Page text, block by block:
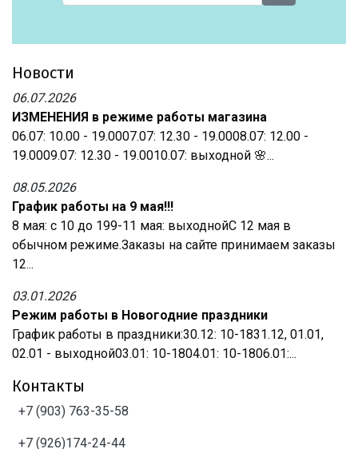
Новости
06.07.2026
ИЗМЕНЕНИЯ в режиме работы магазина
06.07: 10.00 - 19.0007.07: 12.30 - 19.0008.07: 12.00 -
19.0009.07: 12.30 - 19.0010.07: выходной 🌸...
08.05.2026
График работы на 9 мая!!!
8 мая: с 10 до 199-11 мая: выходнойС 12 мая в
обычном режиме.Заказы на сайте принимаем заказы
12...
03.01.2026
Режим работы в Новогодние праздники
График работы в праздники:30.12: 10-1831.12, 01.01,
02.01 - выходной03.01: 10-1804.01: 10-1806.01:...
Контакты
+7 (903) 763-35-58
+7 (926)174-24-44